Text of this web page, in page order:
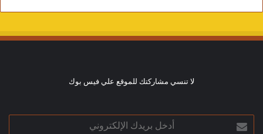
لا تنسي مشاركتك للموقع علي فيس بوك
أدخل